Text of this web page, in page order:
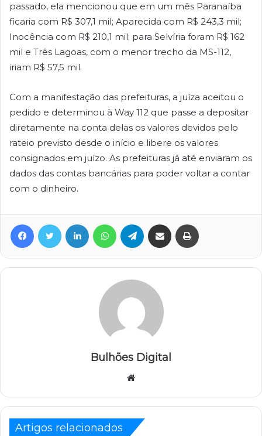
passado, ela mencionou que em um mês Paranaíba
ficaria com R$ 307,1 mil; Aparecida com R$ 243,3 mil;
Inocência com R$ 210,1 mil; para Selvíria foram R$ 162
mil e Três Lagoas, com o menor trecho da MS-112,
iriam R$ 57,5 mil.
Com a manifestação das prefeituras, a juíza aceitou o
pedido e determinou à Way 112 que passe a depositar
diretamente na conta delas os valores devidos pelo
rateio previsto desde o início e libere os valores
consignados em juízo. As prefeituras já até enviaram os
dados das contas bancárias para poder voltar a contar
com o dinheiro.
FacebookTwitter Linkedin WhatsAppTelegramCompartilhar via e-mail
Bulhões Digital
Website
Artigos relacionados